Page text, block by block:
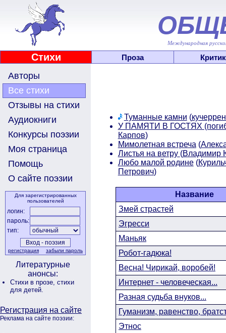
Международная
Стихи Проза
Авторы
Все стихи
Отзывы на стихи
Аудиокниги
Конкурсы поэзии
Моя страница
Помощь
О сайте поэзии
Для зарегистрированных
пользователей
логин:
пароль:
тип:
регистрация забыли пароль
Литературные
анонсы:
Стихи в прозе, стихи
для детей.
Регистрация на сайте
Реклама на сайте поэзии:
Туманные камни (
У ПАМЯТИ В ГОСТЯХ
Карпов)
Мимолетная встреча (
Листья на ветру (Владимир
Любо малой родине(
Петрович)
Название
Змей страстей
Эгресси
Маньяк
Робот-гадюка!
Весна! Чирикай, воробей!
Интернет - человеческая...
Разная судьба внуков...
Гуманизм, равенство,
Этнос